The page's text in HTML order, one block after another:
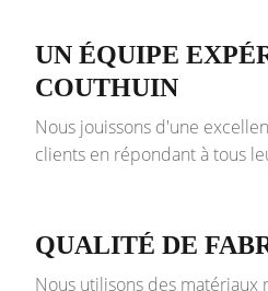
UN ÉQUIPE
COUTHUIN
Nous jouissons d'une
clients en répondant à tous
QUALITÉ DE
Nous utilisons des matériaux